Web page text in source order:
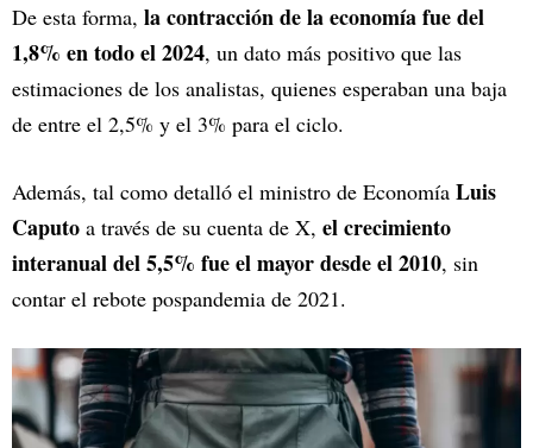
De esta forma, la contracción de la economía fue del
1,8% en todo el 2024, un dato más positivo que las
estimaciones de los analistas, quienes esperaban una baja
de entre el 2,5% y el 3% para el ciclo.
Además, tal como detalló el ministro de Economía Luis
Caputo a través de su cuenta de X, el crecimiento
interanual del 5,5% fue el mayor desde el 2010, sin
contar el rebote pospandemia de 2021.